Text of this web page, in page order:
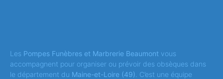
Les Pompes Funèbres et Marbrerie Beaumont vous
accompagnent pour organiser ou prévoir des obsèques dans
le département du Maine-et-Loire (49) . C’est une équipe